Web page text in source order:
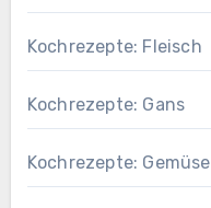
Kochrezepte: Fleisch
Kochrezepte: Gans
Kochrezepte: Gemüse